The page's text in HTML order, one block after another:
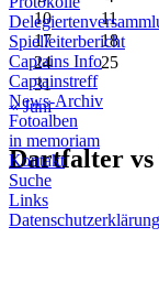
Spielleiterbericht
Captains Info
Captainstreff
News-Archiv
Fotoalben
in memoriam
Kontakt
Suche
Links
Datenschutzerklärung
« Juni
10
11
17
18
24
25
31
Dartfalter vs